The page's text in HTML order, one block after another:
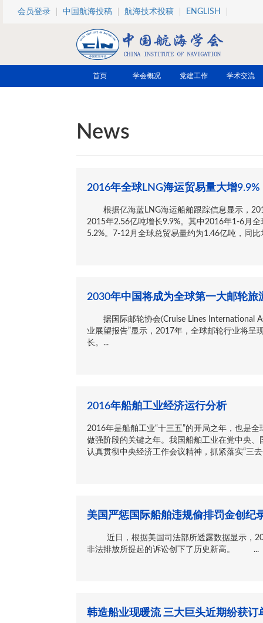
跳转到主要内容
会员登录 中国航海投稿 航海技术投稿 ENGLISH
首页 学会概况 党建工作 学术交流
News
2016年全球LNG海运贸易量大增9.9%
根据亿海蓝LNG海运船舶跟踪信息显示，
2015年2.56亿吨增长9.9%。其中2016年1-6月
5.2%。7-12月全球总贸易量约为1.46亿吨，同比
2030年中国将成为全球第一大邮轮旅
据国际邮轮协会(Cruise Lines International
业展望报告”显示，2017年，全球邮轮行业将呈
长。...
2016年船舶工业经济运行分析
2016年是船舶工业“十三五”的开局之年，也是
做强阶段的关键之年。我国船舶工业在党中央
认真贯彻中央经济工作会议精神，抓紧落实“三
美国严惩国际船舶违规偷排罚金创纪
近日，根据美国司法部所透露数据显示，
非法排放所提起的诉讼创下了历史新高。 ...
韩造船业现暖流 三大巨头近期纷获订